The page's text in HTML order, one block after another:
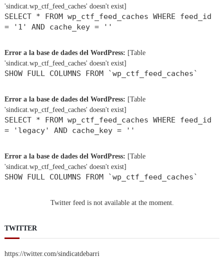
'sindicat.wp_ctf_feed_caches' doesn't exist]
SELECT * FROM wp_ctf_feed_caches WHERE feed_id
= '1' AND cache_key = ''
Error a la base de dades del WordPress: [Table
'sindicat.wp_ctf_feed_caches' doesn't exist]
SHOW FULL COLUMNS FROM `wp_ctf_feed_caches`
Error a la base de dades del WordPress: [Table
'sindicat.wp_ctf_feed_caches' doesn't exist]
SELECT * FROM wp_ctf_feed_caches WHERE feed_id
= 'legacy' AND cache_key = ''
Error a la base de dades del WordPress: [Table
'sindicat.wp_ctf_feed_caches' doesn't exist]
SHOW FULL COLUMNS FROM `wp_ctf_feed_caches`
Twitter feed is not available at the moment.
TWITTER
https://twitter.com/sindicatdebarri